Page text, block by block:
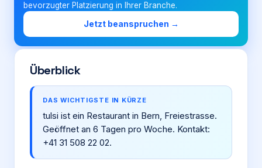
bevorzugter Platzierung in Ihrer Branche.
Jetzt beanspruchen →
Überblick
DAS WICHTIGSTE IN KÜRZE
tulsi ist ein Restaurant in Bern, Freiestrasse.
Geöffnet an 6 Tagen pro Woche. Kontakt:
+41 31 508 22 02.